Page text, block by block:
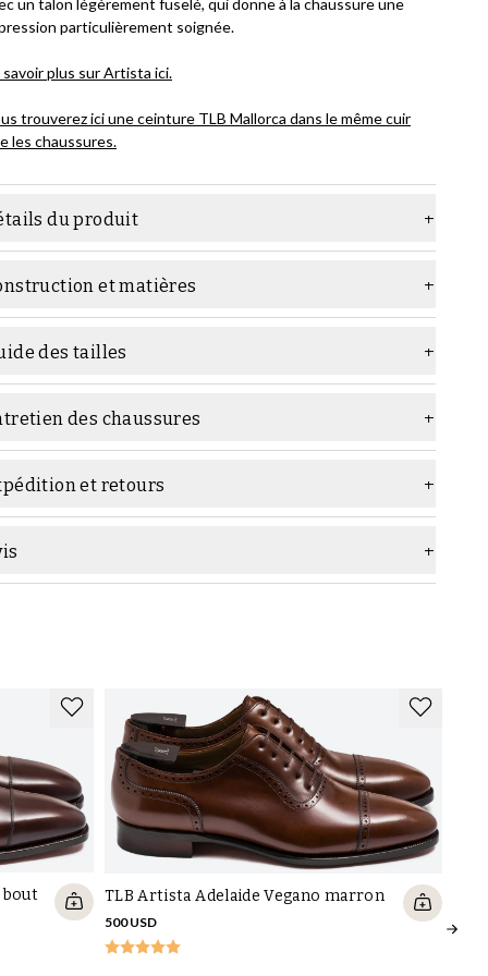
un talon légèrement fuselé, qui donne à la chaussure une
particulièrement soignée.
savoir plus sur Artista ici.
trouverez ici une ceinture TLB Mallorca dans le même cuir
les chaussures.
du produit
Richelieu
F (standard)
TLB Mallorca
et matières
:
des tailles
des chaussures
produits d'entretien utiliser :
et retours
bout
TLB Artista Adelaide Vegano marron
500 USD